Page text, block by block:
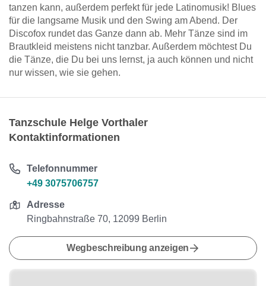
tanzen kann, außerdem perfekt für jede Latinomusik! Blues
für die langsame Musik und den Swing am Abend. Der
Discofox rundet das Ganze dann ab. Mehr Tänze sind im
Brautkleid meistens nicht tanzbar. Außerdem möchtest Du
die Tänze, die Du bei uns lernst, ja auch können und nicht
nur wissen, wie sie gehen.
Tanzschule Helge Vorthaler
Kontaktinformationen
Telefonnummer
+49 3075706757
Adresse
Ringbahnstraße 70, 12099 Berlin
Wegbeschreibung anzeigen